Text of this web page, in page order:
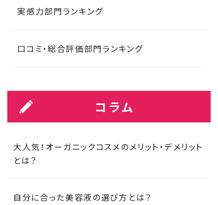
実感力部門ランキング
口コミ・総合評価部門ランキング
コラム
大人気！オーガニックコスメのメリット・デメリット
とは？
自分に合った美容液の選び方とは？